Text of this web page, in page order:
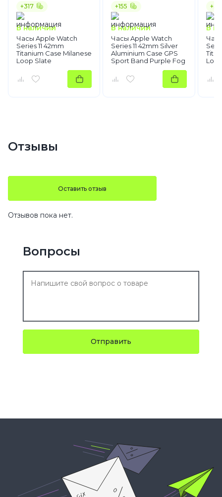
+317
В наличии
Часы Apple Watch
Series 11 42mm
Titanium Case Milanese
Loop Slate
+155
В наличии
Часы Apple Watch
Series 11 42mm Silver
Aluminium Case GPS
Sport Band Purple Fog
В
Отзывы
Оставить отзыв
Отзывов пока нет.
Вопросы
Отправить